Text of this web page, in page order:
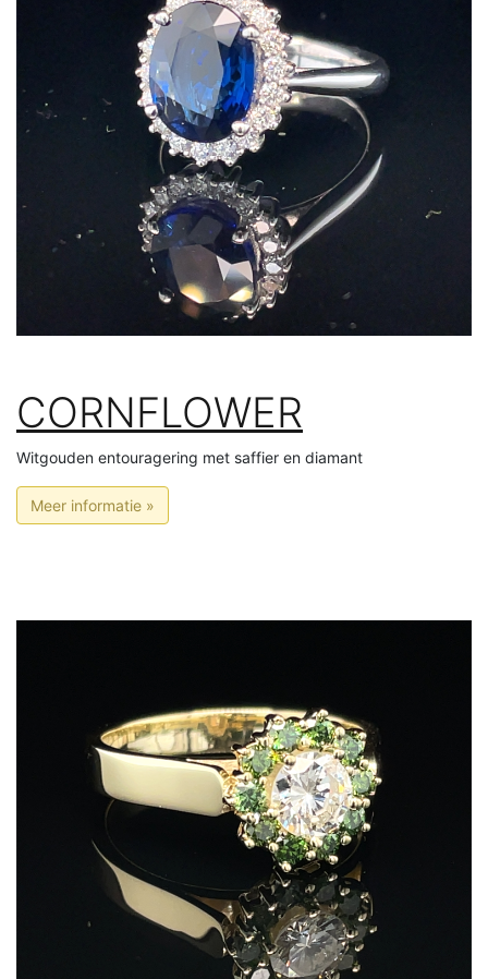
CORNFLOWER
Witgouden entouragering met saffier en diamant
Meer informatie »